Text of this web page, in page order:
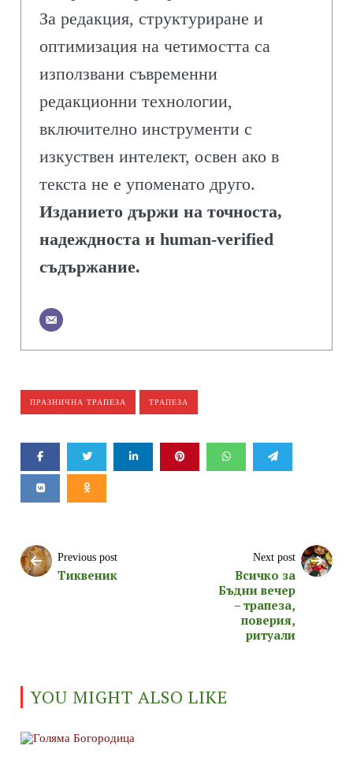
За редакция, структуриране и
оптимизация на четимостта са
използвани съвременни
редакционни технологии,
включително инструменти с
изкуствен интелект, освен ако в
текста не е упоменато друго.
Изданието държи на точноста,
надеждноста и human-verified
съдържание.
ПРАЗНИЧНА ТРАПЕЗА ТРАПЕЗА
Previous post
Тиквеник
Next post
Всичко за
Бъдни вечер
– трапеза,
поверия,
ритуали
YOU MIGHT ALSO LIKE